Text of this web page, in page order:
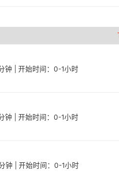
钟 | 开始时间：0-1小时
钟 | 开始时间：0-1小时
钟 | 开始时间：0-1小时